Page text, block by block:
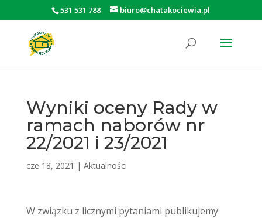
Otwórz pasek narzędzi
531 531 788 biuro@chatakociewia.pl
Wyniki oceny Rady w
ramach naborów nr
22/2021 i 23/2021
cze 18, 2021 | Aktualności
W związku z licznymi pytaniami publikujemy